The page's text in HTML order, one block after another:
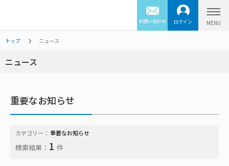
お問い合わせ ログイン
トップ ニュース
ニュース
重要なお知らせ
カテゴリー： 重要なお知らせ
検索結果： 1 件